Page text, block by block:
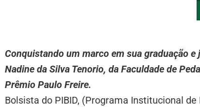
Conquistando um marco em sua graduação
Nadine da Silva Tenorio, da Faculdade de
Prêmio Paulo Freire.
Bolsista do PIBID, (Programa Institucional